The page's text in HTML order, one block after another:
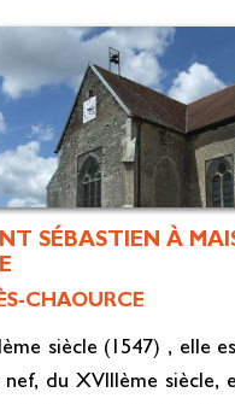
SÉBASTIEN À
CHAOURCE
siècle (1547) , elle
du XVIIIème siècle,